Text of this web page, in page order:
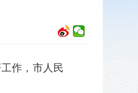
作，市人民